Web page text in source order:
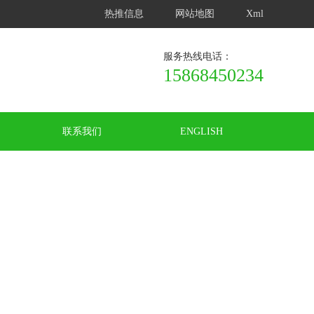
Xml
网站地图
热推信息
服务热线电话：
15868450234
联系我们 ENGLISH